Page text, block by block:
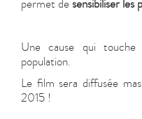
permet desensibiliser les
Une cause qui
population.
Le film sera diffusée
2015 !